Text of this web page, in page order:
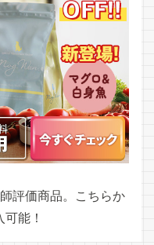
評価商品。こちらか
能！